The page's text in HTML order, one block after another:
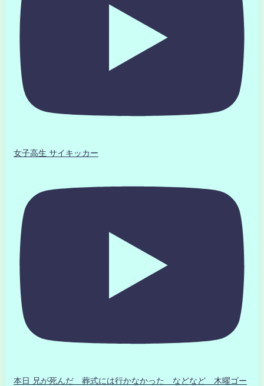
女子高生 サイキッカー
本日 兄が死んだ 葬式には行かなかった などなど 木曜ゴー